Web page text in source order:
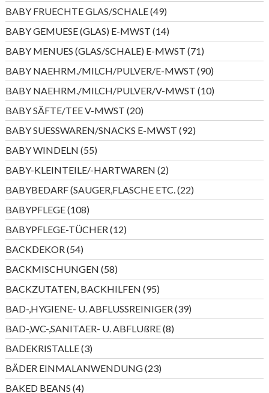
Produkte
BABY FRUECHTE GLAS/SCHALE 4949
Produkte
BABY GEMUESE (GLAS) E-MWST 1414
Produkte
BABY MENUES (GLAS/SCHALE) E-MWST 7171
Produkte
BABY NAEHRM./MILCH/PULVER/E-MWST 9090
Produkte
BABY NAEHRM./MILCH/PULVER/V-MWST 1010
Produkte
BABY SÄFTE/TEE V-MWST 2020
Produkte
BABY SUESSWAREN/SNACKS E-MWST 9292
Produkte
BABY WINDELN 5555
Produkte
BABY-KLEINTEILE/-HARTWAREN 22
Produkte
BABYBEDARF (SAUGER,FLASCHE ETC. 2222
Produkte
BABYPFLEGE 108108
Produkte
BABYPFLEGE-TÜCHER 1212
Produkte
BACKDEKOR 5454
Produkte
BACKMISCHUNGEN 5858
Produkte
BACKZUTATEN, BACKHILFEN 9595
Produkte
BAD-,HYGIENE- U. ABFLUSSREINIGER 3939
Produkte
BAD-,WC-,SANITAER- U. ABFLUßRE 88
Produkte
BADEKRISTALLE 33
Produkte
BÄDER EINMALANWENDUNG 2323
Produkte
BAKED BEANS 44